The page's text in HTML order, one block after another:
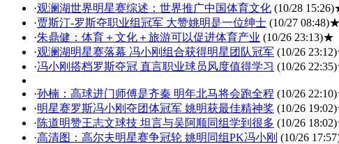
·观澜湖世界明星赛综述：世界推广中国体育文化 (10/28 15:26)
·贾斯汀-罗斯夺职业组冠军 大赞姚明是一位绅士 (10/27 08:48)
·朱鼎健：体育＋文化＋旅游可以促进体育产业 (10/26 23:13)★
·观澜湖明星赛落幕 冯小刚组合获得明星团队冠军 (10/26 23:12)
·冯小刚搭档罗斯夺冠 直言职业球员风度值得学习 (10/26 22:35)
·孙楠：高球进门师傅是齐秦 明年北马将会跑全程 (10/26 22:10)
·明星赛罗斯冯小刚夺团体冠军 姚明获最佳精神奖 (10/26 19:02)
·陈道明赞王志文球技 坦言与吴阿顺同组学到很多 (10/26 18:02)
·高清图：高尔夫明星赛争冠轮 姚明同组PK冯小刚 (10/26